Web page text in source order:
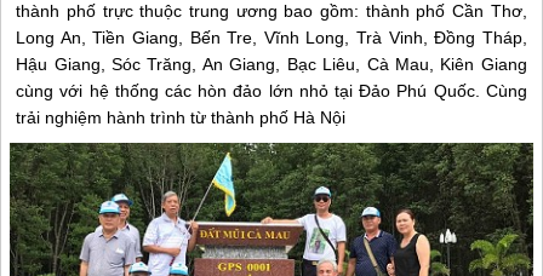
thành phố trực thuộc trung ương bao gồm: thành phố Cần Thơ,
Long An, Tiền Giang, Bến Tre, Vĩnh Long, Trà Vinh, Đồng Tháp,
Hậu Giang, Sóc Trăng, An Giang, Bạc Liêu, Cà Mau, Kiên Giang
cùng với hệ thống các hòn đảo lớn nhỏ tại Đảo Phú Quốc. Cùng
trải nghiệm hành trình từ thành phố Hà Nội